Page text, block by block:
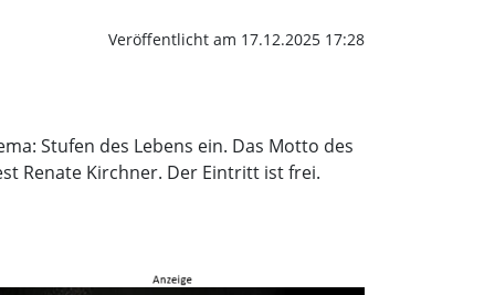
Veröffentlicht am 17.12.2025 17:28
Stufen des Lebens ein. Das Motto des
Renate Kirchner. Der Eintritt ist frei.